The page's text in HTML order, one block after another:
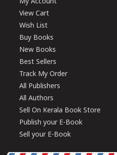
My Account
View Cart
Wish List
Buy Books
New Books
Best Sellers
Track My Order
All Publishers
All Authors
Sell On Kerala Book Store
Publish your E-Book
Sell your E-Book